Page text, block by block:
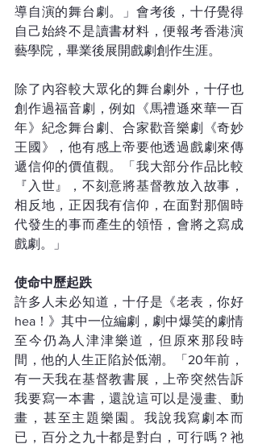
導自演的舞台劇。」會考後，十仔覺得
自己始終不是讀書材料，便報考香港演
藝學院，畢業後展開戲劇創作生涯。
除了內容較大眾化的舞台劇外，十仔也
創作過福音劇，例如《馬禮遜來華一百
年》紀念舞台劇、合家歡音樂劇《奇妙
王國》，他有感上帝要他透過戲劇來傳
遞信仰的價值觀。「我大部分作品比較
『入世』，不刻意將基督教放入故事，
相反地，正因我有信仰，在面對那個時
代發生的事而產生的領悟，會將之寫成
戲劇。」
使命中歷起跌
許多人未必知道，十仔是《老表，你好
hea！》其中一位編劇，劇中爆笑的劇情
至今仍為人津津樂道，但原來那段時
間，他的人生正陷於低潮。「20年前，
有一天我在基督教書展，上帝突然告訴
我要寫一本書，還說這可以是漫畫、動
畫，甚至主題樂園。我說我寫劇本而
已，百分之九十都是對白，可行嗎？祂